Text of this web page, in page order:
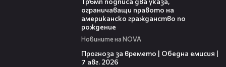
ограничаващи правото на
американско гражданство по
рождение
Новините на NOVA
Прогноза за времето | Обедна емисия |
7 авг. 2026